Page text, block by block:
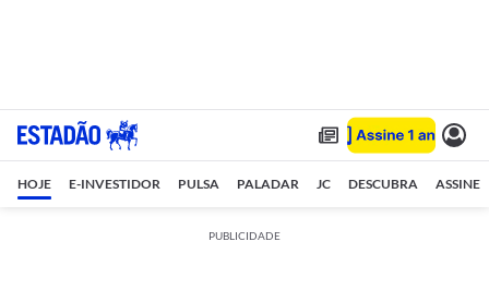
HOJE E-INVESTIDOR PULSA PALADAR JC DESCUBRA ASSINE
PUBLICIDADE